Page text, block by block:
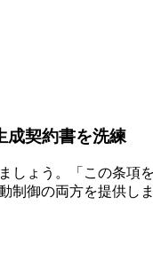
成契約書を洗練
しょう。「この条項
制御の両方を提供し